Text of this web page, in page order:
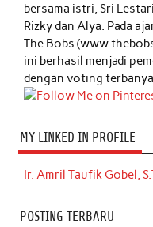
bersama istri, Sri
Rizky dan Alya. Pada
The Bobs
ini berhasil menjadi
dengan voting
MY LINKED IN PROFILE
Ir. Amril Taufik Gobel,
POSTING TERBARU